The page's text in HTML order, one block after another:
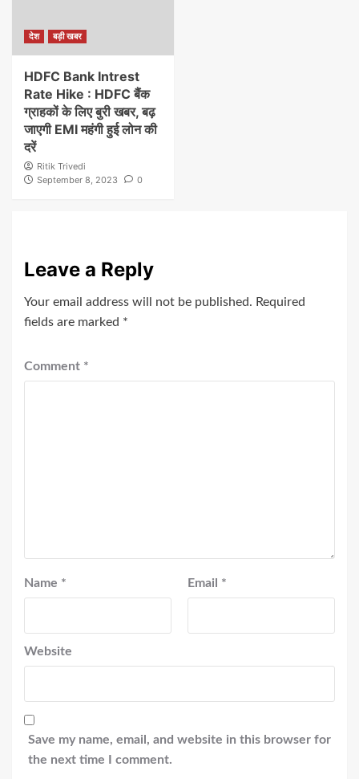
देश बड़ी खबर
HDFC Bank Intrest
Rate Hike : HDFC बैंक
ग्राहकों के लिए बुरी खबर, बढ़
जाएगी EMI महंगी हुई लोन की
दरें
Ritik Trivedi
September 8, 2023
0
Leave a Reply
Your email address will not be published. Required
fields are marked *
Comment *
Name * Email *
Website
Save my name, email, and website in this browser for
the next time I comment.